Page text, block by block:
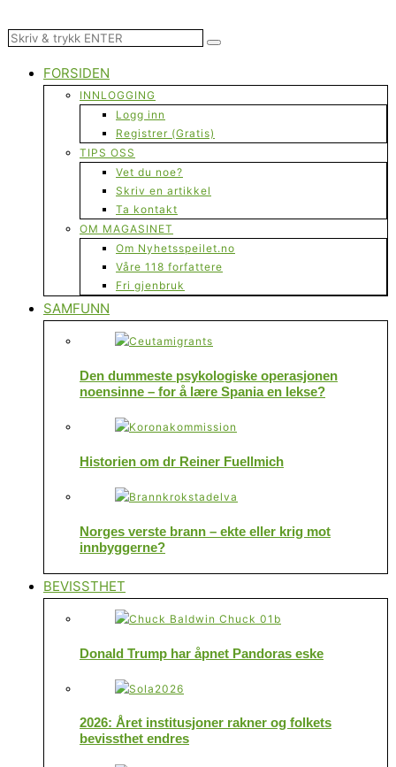
FORSIDEN
INNLOGGING
Logg inn
Registrer (Gratis)
TIPS OSS
Vet du noe?
Skriv en artikkel
Ta kontakt
OM MAGASINET
Om Nyhetsspeilet.no
Våre 118 forfattere
Fri gjenbruk
SAMFUNN
Den dummeste psykologiske operasjonen
noensinne – for å lære Spania en lekse?
Historien om dr Reiner Fuellmich
Norges verste brann – ekte eller krig mot
innbyggerne?
BEVISSTHET
Donald Trump har åpnet Pandoras eske
2026: Året institusjoner rakner og folkets
bevissthet endres